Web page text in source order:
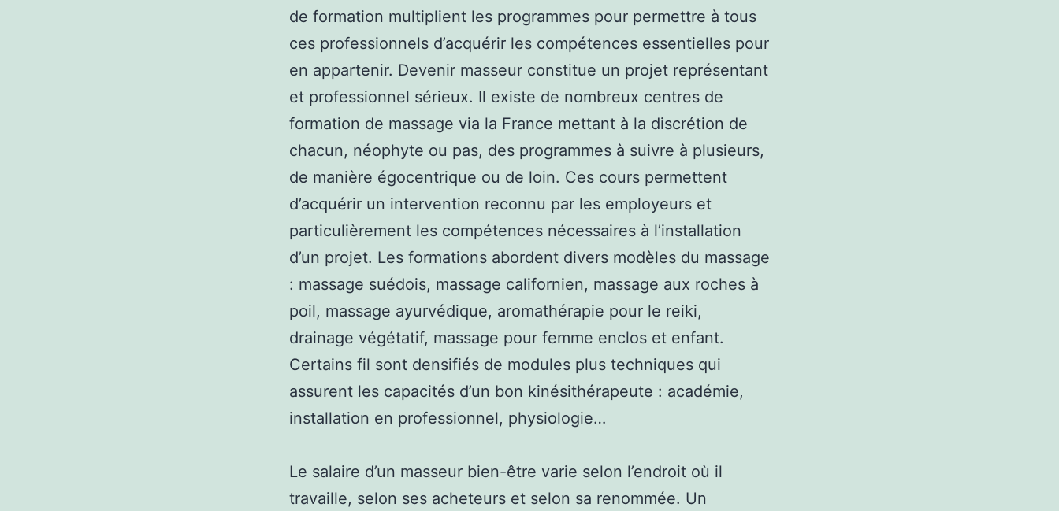
de formation multiplient les programmes pour permettre à tous
ces professionnels d’acquérir les compétences essentielles pour
en appartenir. Devenir masseur constitue un projet représentant
et professionnel sérieux. Il existe de nombreux centres de
formation de massage via la France mettant à la discrétion de
chacun, néophyte ou pas, des programmes à suivre à plusieurs,
de manière égocentrique ou de loin. Ces cours permettent
d’acquérir un intervention reconnu par les employeurs et
particulièrement les compétences nécessaires à l’installation
d’un projet. Les formations abordent divers modèles du massage
: massage suédois, massage californien, massage aux roches à
poil, massage ayurvédique, aromathérapie pour le reiki,
drainage végétatif, massage pour femme enclos et enfant.
Certains fil sont densifiés de modules plus techniques qui
assurent les capacités d’un bon kinésithérapeute : académie,
installation en professionnel, physiologie…
Le salaire d’un masseur bien-être varie selon l’endroit où il
travaille, selon ses acheteurs et selon sa renommée. Un